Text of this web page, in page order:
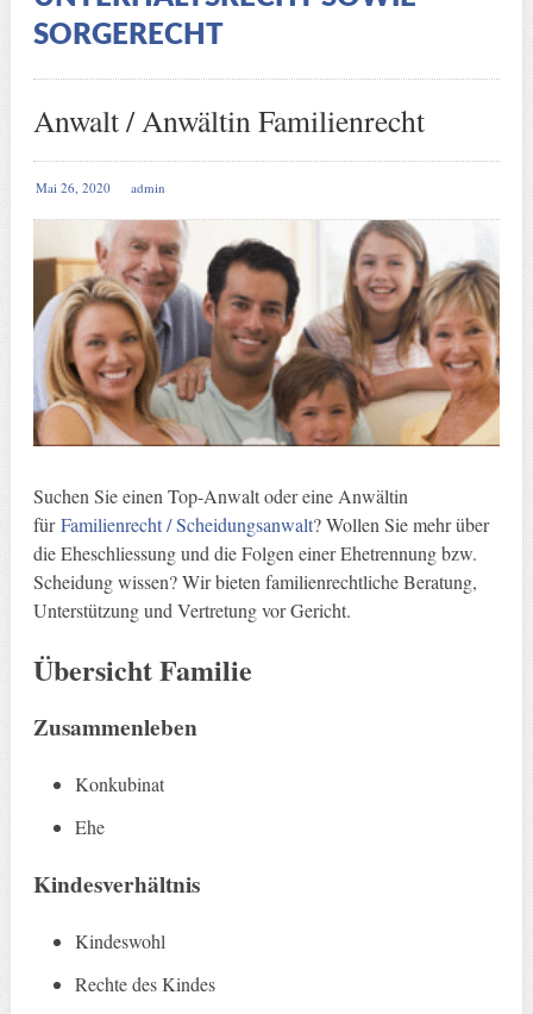
SORGERECHT
Anwalt / Anwältin Familienrecht
Mai 26, 2020 admin
Suchen Sie einen Top-Anwalt oder eine Anwältin
fürFamilienrecht / Scheidungsanwalt? Wollen Sie mehr über
die Eheschliessung und die Folgen einer Ehetrennung bzw.
Scheidung wissen? Wir bieten familienrechtliche Beratung,
Unterstützung und Vertretung vor Gericht.
Übersicht Familie
Zusammenleben
Konkubinat
Ehe
Kindesverhältnis
Kindeswohl
Rechte des Kindes